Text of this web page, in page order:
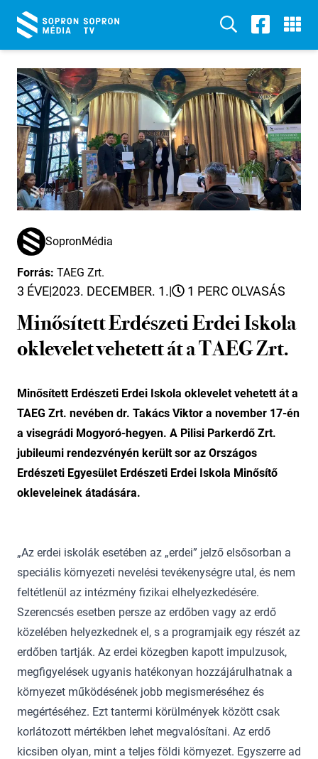
SopronMédia
Forrás: TAEG Zrt.
3 ÉVE|2023. DECEMBER. 1.| 1 PERC OLVASÁS
Minősített Erdészeti Erdei Iskola
oklevelet vehetett át a TAEG Zrt.
Minősített Erdészeti Erdei Iskola oklevelet vehetett át a
TAEG Zrt. nevében dr. Takács Viktor a november 17-én
a visegrádi Mogyoró-hegyen. A Pilisi Parkerdő Zrt.
jubileumi rendezvényén került sor az Országos
Erdészeti Egyesület Erdészeti Erdei Iskola Minősítő
okleveleinek átadására.
„Az erdei iskolák esetében az „erdei” jelző elsősorban a
speciális környezeti nevelési tevékenységre utal, és nem
feltétlenül az intézmény fizikai elhelyezkedésére.
Szerencsés esetben persze az erdőben vagy az erdő
közelében helyezkednek el, s a programjaik egy részét az
erdőben tartják. Az erdei közegben kapott impulzusok,
megfigyelések ugyanis hatékonyan hozzájárulhatnak a
környezet működésének jobb megismeréséhez és
megértéséhez. Ezt tantermi körülmények között csak
korlátozott mértékben lehet megvalósítani. Az erdő
kicsiben olyan, mint a teljes földi környezet. Egyszerre ad